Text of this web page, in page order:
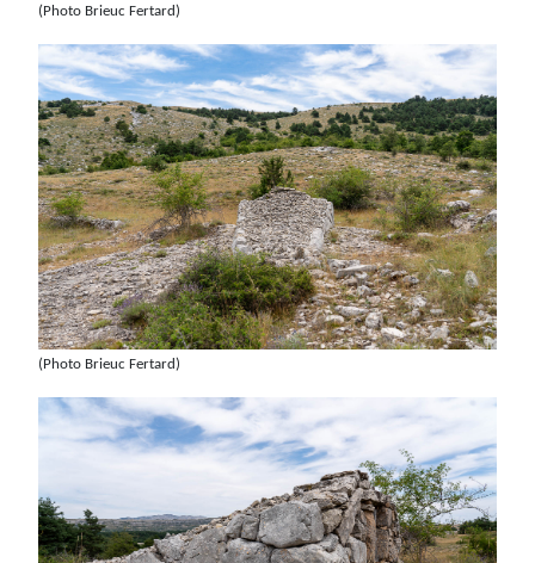
(Photo Brieuc Fertard)
(Photo Brieuc Fertard)